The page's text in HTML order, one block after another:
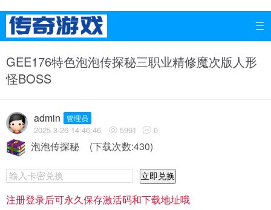

GEE176特色泡泡传探秘三职业精修魔次版人形
怪BOSS
admin 管理员
2025-3-26 14:46:46  5991  0
泡泡传探秘 (下载次数:430)
立即兑换
注册登录后可永久保存激活码和下载地址哦